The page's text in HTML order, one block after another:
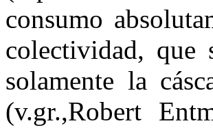
consumo
colectividad, que
solamente la
(v.gr.,Robert